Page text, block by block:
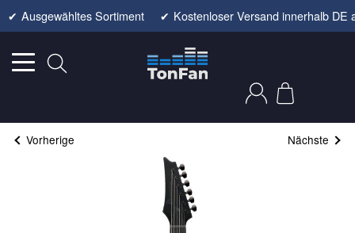
✔ Ausgewähltes Sortiment ✔ Kostenloser Versand innerhalb DE
Vorherige Nächste